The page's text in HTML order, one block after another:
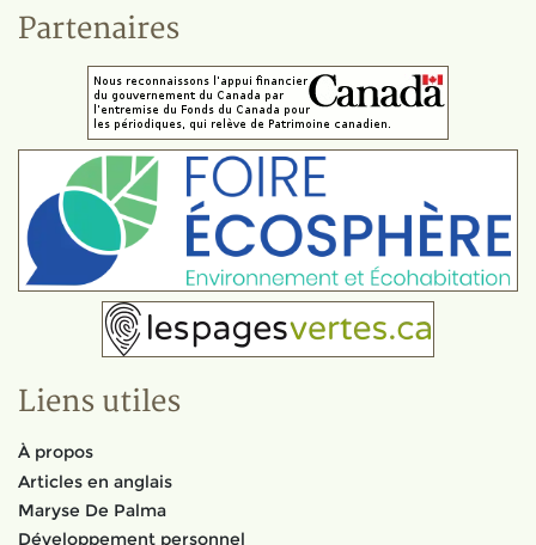
Partenaires
Liens utiles
À propos
Articles en anglais
Maryse De Palma
Développement personnel